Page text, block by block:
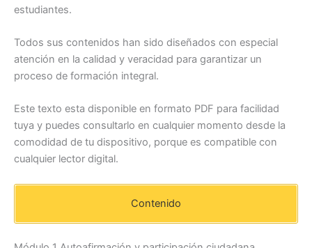
estudiantes.
Todos sus contenidos han sido diseñados con especial
atención en la calidad y veracidad para garantizar un
proceso de formación integral.
Este texto esta disponible en formato PDF para facilidad
tuya y puedes consultarlo en cualquier momento desde la
comodidad de tu dispositivo, porque es compatible con
cualquier lector digital.
Contenido